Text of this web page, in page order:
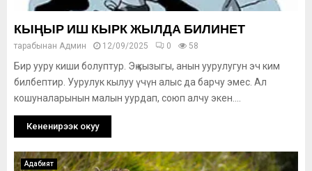
КЫҢЫР ИШ КЫРК ЖЫЛДА БИЛИНЕТ
тарабынан Админ 12/09/2025 0 58
Бир ууру киши болуптур. Эң кызыгы, анын уурулугун эч ким
билбептир. Уурулук кылуу үчүн алыс да барчу эмес. Ал
кошуналарынын малын уурдап, союп алчу экен....
Кененирээк окуу
Адабият